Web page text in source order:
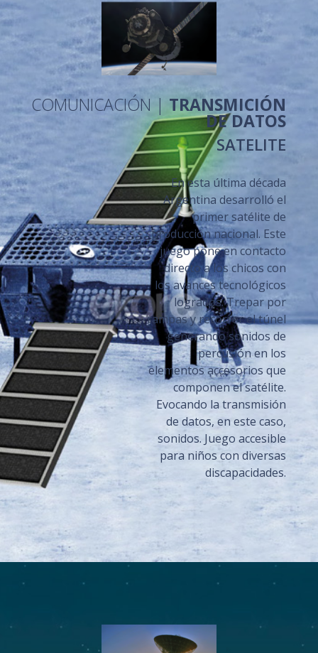
COMUNICACIÓN | TRANSMICIÓN
DE DATOS
SATELITE
En esta última década
Argentina desarrolló el
primer satélite de
producción nacional. Este
juego pone en contacto
directo a los chicos con
los avances tecnológicos
logrados. Trepar por
rampas y recorrer el túnel
generando sonidos de
percusión en los
elementos accesorios que
componen el satélite.
Evocando la transmisión
de datos, en este caso,
sonidos. Juego accesible
para niños con diversas
discapacidades.